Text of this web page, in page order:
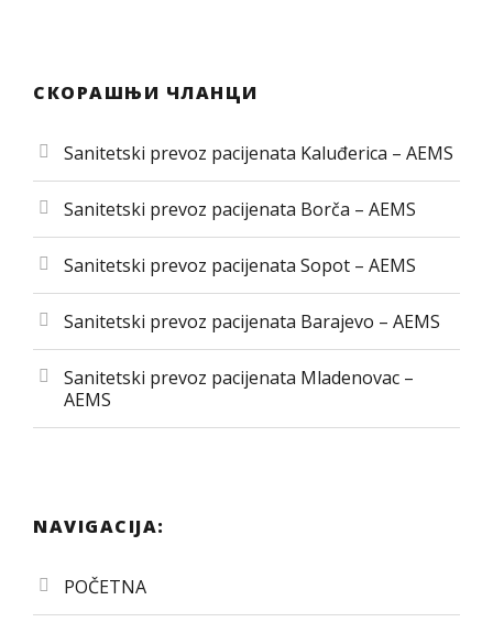
СКОРАШЊИ ЧЛАНЦИ
Sanitetski prevoz pacijenata Kaluđerica – AEMS
Sanitetski prevoz pacijenata Borča – AEMS
Sanitetski prevoz pacijenata Sopot – AEMS
Sanitetski prevoz pacijenata Barajevo – AEMS
Sanitetski prevoz pacijenata Mladenovac –
AEMS
NAVIGACIJA:
POČETNA